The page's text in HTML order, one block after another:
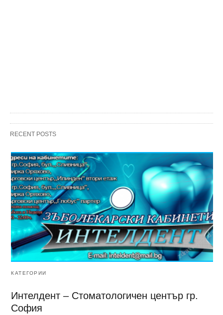
RECENT POSTS
КАТЕГОРИИ
Интелдент – Стоматологичен център гр.
София